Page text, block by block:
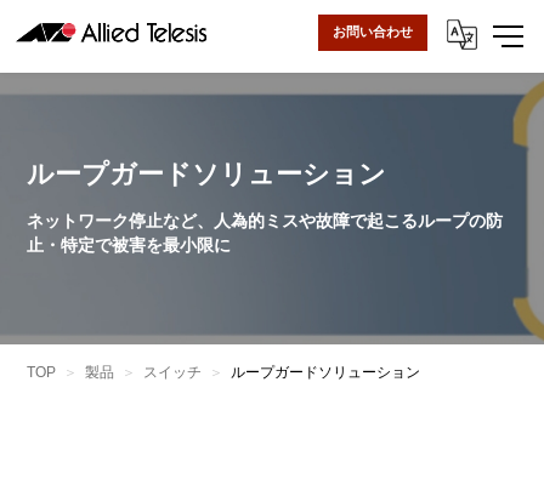
お問い合わせ
ループガードソリューション
ネットワーク停止など、人為的ミスや故障で起こるループの防
止・特定で被害を最小限に
TOP 製品 スイッチ ループガードソリューション